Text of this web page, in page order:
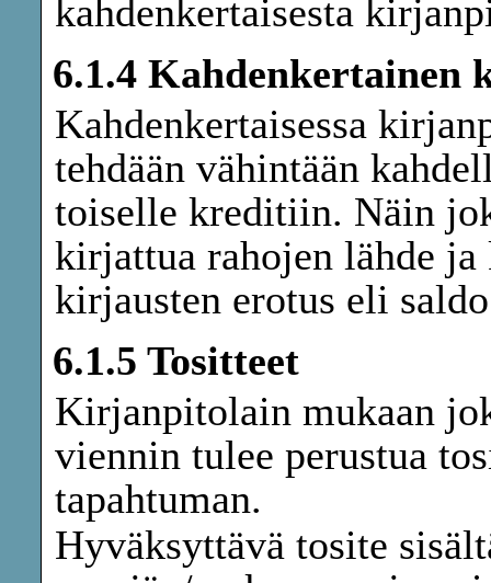
kahdenkertaisesta
6.1.4 Kahdenkertainen
Kahdenkertaisessa
tehdään vähintään
toiselle kreditiin. Näin
kirjattua rahojen lähde
kirjausten erotus eli
6.1.5 Tositteet
Kirjanpitolain mukaan
viennin tulee perustua
tapahtuman.
Hyväksyttävä tosite